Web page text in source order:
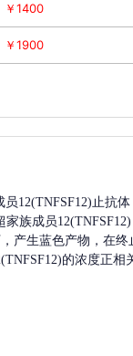
￥1400
￥1900
12(TNFSF12)止抗体
族成员12(TNFSF12)
产生蓝色产物，在
的浓度正相